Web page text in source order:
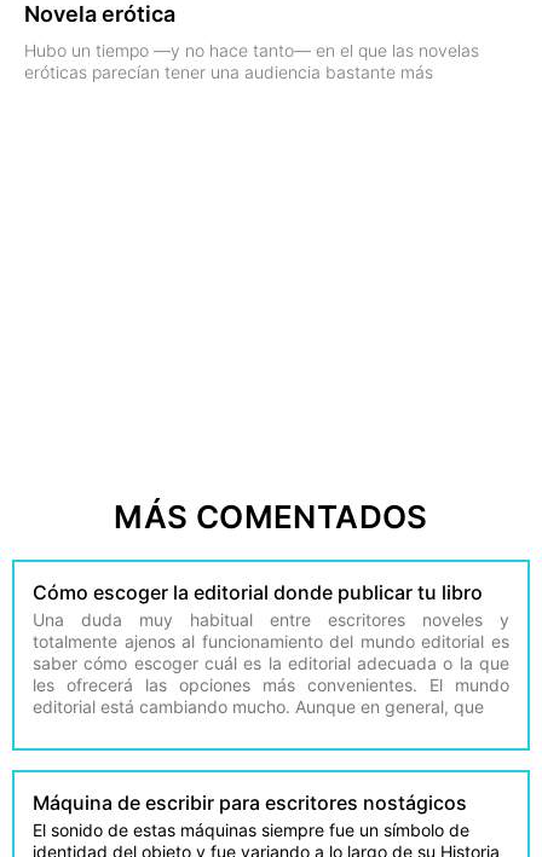
Novela erótica
Hubo un tiempo —y no hace tanto— en el que las novelas
eróticas parecían tener una audiencia bastante más
MÁS COMENTADOS
Cómo escoger la editorial donde publicar tu libro
Una duda muy habitual entre escritores noveles y
totalmente ajenos al funcionamiento del mundo editorial es
saber cómo escoger cuál es la editorial adecuada o la que
les ofrecerá las opciones más convenientes. El mundo
editorial está cambiando mucho. Aunque en general, que
Máquina de escribir para escritores nostágicos
El sonido de estas máquinas siempre fue un símbolo de
identidad del objeto y fue variando a lo largo de su Historia